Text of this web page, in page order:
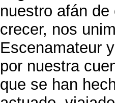
nuestro afán
crecer, nos
Escenamateur
por nuestra
que se han